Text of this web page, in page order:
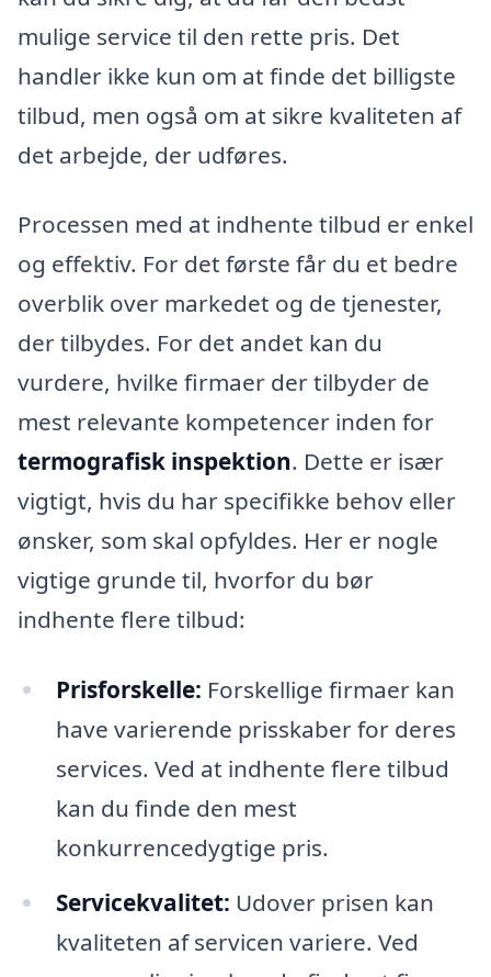
mulige service til den rette pris. Det
handler ikke kun om at finde det billigste
tilbud, men også om at sikre kvaliteten af
det arbejde, der udføres.
Processen med at indhente tilbud er enkel
og effektiv. For det første får du et bedre
overblik over markedet og de tjenester,
der tilbydes. For det andet kan du
vurdere, hvilke firmaer der tilbyder de
mest relevante kompetencer inden for
termografisk inspektion. Dette er især
vigtigt, hvis du har specifikke behov eller
ønsker, som skal opfyldes. Her er nogle
vigtige grunde til, hvorfor du bør
indhente flere tilbud:
Prisforskelle: Forskellige firmaer kan
have varierende prisskaber for deres
services. Ved at indhente flere tilbud
kan du finde den mest
konkurrencedygtige pris.
Servicekvalitet: Udover prisen kan
kvaliteten af servicen variere. Ved